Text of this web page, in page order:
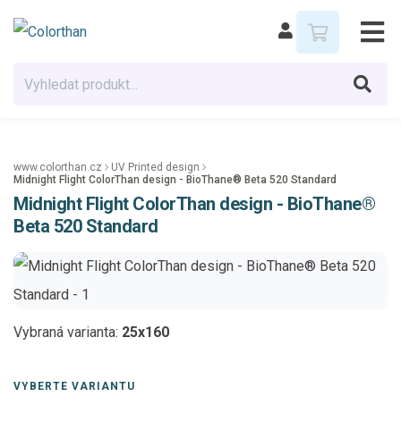
www.colorthan.cz
UV Printed design
Midnight Flight ColorThan design - BioThane® Beta 520 Standard
Midnight Flight ColorThan design - BioThane®
Beta 520 Standard
Vybraná varianta: 25x160
VYBERTE VARIANTU